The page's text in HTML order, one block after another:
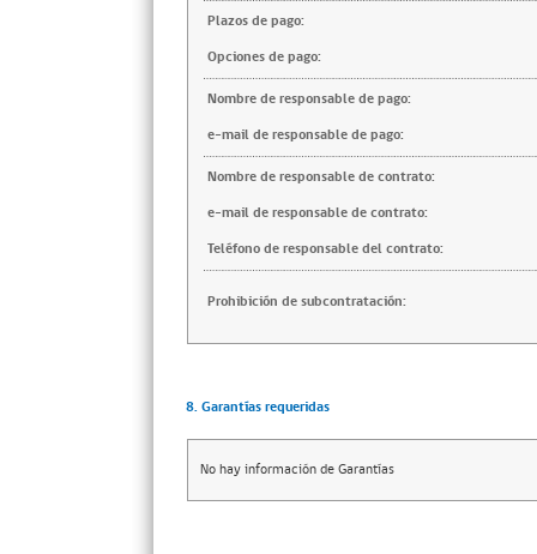
Plazos de pago:
Opciones de pago:
Nombre de responsable de pago:
e-mail de responsable de pago:
Nombre de responsable de contrato:
e-mail de responsable de contrato:
Teléfono de responsable del contrato:
Prohibición de subcontratación:
8. Garantías requeridas
No hay información de Garantías